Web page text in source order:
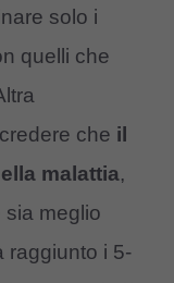
solo i
quelli che
che il
malattia,
meglio
raggiunto i 5-